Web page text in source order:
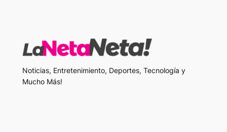
Noticias, Entretenimiento, Deportes, Tecnología y
Mucho Más!